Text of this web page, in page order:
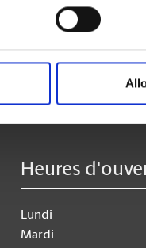
Heures
Lundi
Mardi